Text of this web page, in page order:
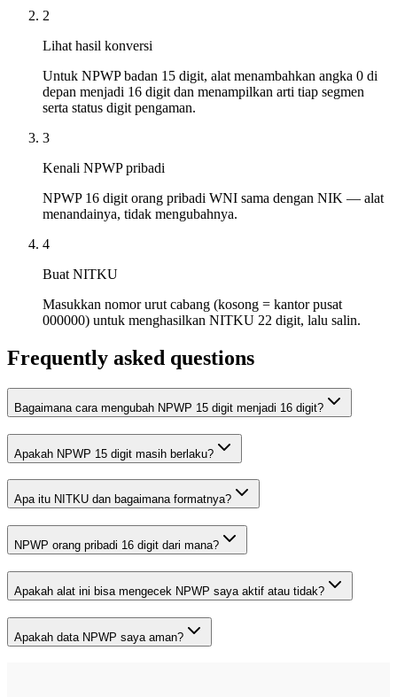
2
Lihat hasil konversi
Untuk NPWP badan 15 digit, alat menambahkan angka 0 di
depan menjadi 16 digit dan menampilkan arti tiap segmen
serta status digit pengaman.
3
Kenali NPWP pribadi
NPWP 16 digit orang pribadi WNI sama dengan NIK — alat
menandainya, tidak mengubahnya.
4
Buat NITKU
Masukkan nomor urut cabang (kosong = kantor pusat
000000) untuk menghasilkan NITKU 22 digit, lalu salin.
Frequently asked questions
Bagaimana cara mengubah NPWP 15 digit menjadi 16 digit?
Apakah NPWP 15 digit masih berlaku?
Apa itu NITKU dan bagaimana formatnya?
NPWP orang pribadi 16 digit dari mana?
Apakah alat ini bisa mengecek NPWP saya aktif atau tidak?
Apakah data NPWP saya aman?